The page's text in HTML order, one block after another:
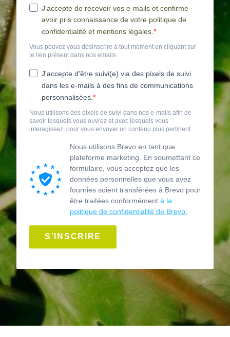
J'accepte de recevoir vos e-mails et confirme
avoir pris connaissance de votre politique de
confidentialité et mentions légales.
Vous pouvez vous désinscrire à tout moment en cliquant sur
le lien présent dans nos emails.
J'accepte d'être suivi(e) via des pixels de suivi
dans les e-mails à des fins de communications
personnalisées.
Nous utilisons des pixels de suivi dans nos e-mails afin de
savoir lesquels vous ouvrez et avec lesquels vous
interagissez, pour vous envoyer un contenu plus pertinent.
Nous utilisons Brevo en tant que
plateforme marketing. En soumettant ce
formulaire, vous acceptez que les
données personnelles que vous avez
fournies soient transférées à Brevo pour
être traitées conformément à la
politique de confidentialité de Brevo.
S'INSCRIRE